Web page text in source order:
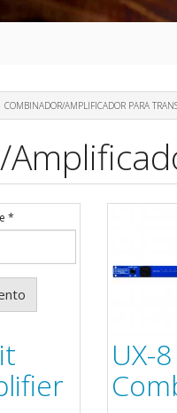
COMBINADOR/AMPLIFICADOR PARA
*
UX-